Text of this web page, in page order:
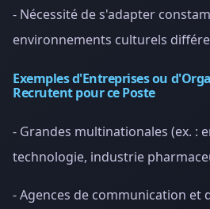
- Nécessité de s'adapter
environnements culturels
Exemples d'Entreprises ou
Recrutent pour ce Poste
- Grandes multinationales (ex. :
technologie, industrie
- Agences de communication et